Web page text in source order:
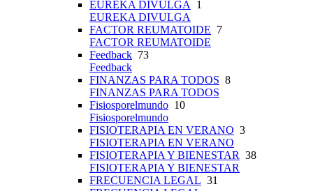
EUREKA DIVULGA 1
EUREKA DIVULGA
FACTOR REUMATOIDE 7
FACTOR REUMATOIDE
Feedback 73
Feedback
FINANZAS PARA TODOS 8
FINANZAS PARA TODOS
Fisiosporelmundo 10
Fisiosporelmundo
FISIOTERAPIA EN VERANO 3
FISIOTERAPIA EN VERANO
FISIOTERAPIA Y BIENESTAR 38
FISIOTERAPIA Y BIENESTAR
FRECUENCIA LEGAL 31